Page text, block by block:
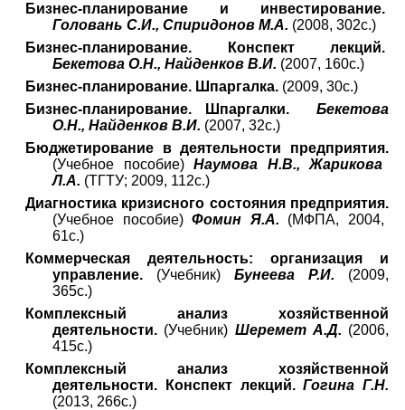
Бизнес-планирование и инвестирование.
Головань С.И., Спиридонов М.А. (2008, 302с.)
Бизнес-планирование. Конспект лекций.
Бекетова О.Н., Найденков В.И. (2007, 160с.)
Бизнес-планирование. Шпаргалка. (2009, 30с.)
Бизнес-планирование. Шпаргалки. Бекетова
О.Н., Найденков В.И. (2007, 32с.)
Бюджетирование в деятельности предприятия.
(Учебное пособие)Наумова Н.В., Жарикова
Л.А. (ТГТУ; 2009, 112с.)
Диагностика кризисного состояния предприятия.
(Учебное пособие) Фомин Я.А. (МФПА, 2004,
61с.)
Коммерческая деятельность: организация и
управление. (Учебник) Бунеева Р.И. (2009,
365с.)
Комплексный анализ хозяйственной
деятельности. (Учебник) Шеремет А.Д. (2006,
415с.)
Комплексный анализ хозяйственной
деятельности. Конспект лекций.Гогина Г.Н.
(2013, 266с.)